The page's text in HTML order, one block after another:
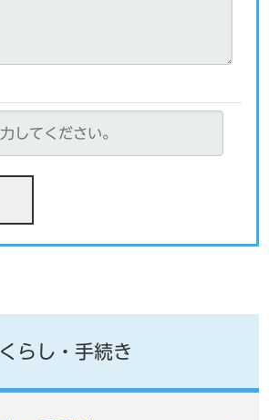
くらし・手続き